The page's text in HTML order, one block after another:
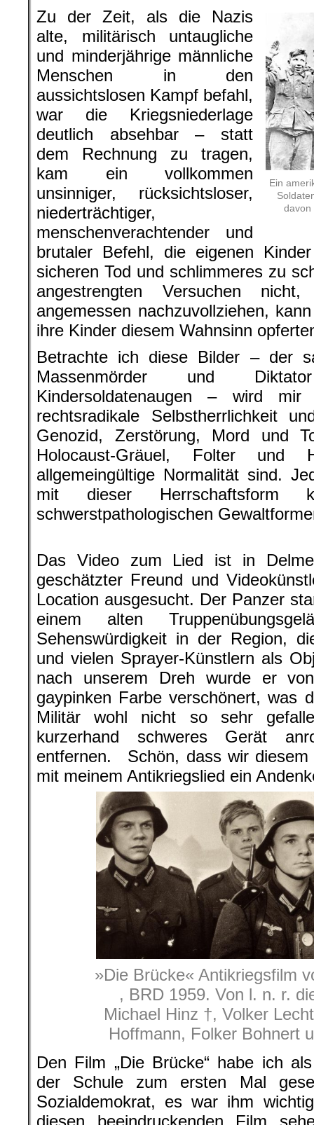
Ein
davon
Zu der Zeit, als die Nazis
alte, militärisch untaugliche
und minderjährige männliche
Menschen in den
aussichtslosen Kampf befahl,
war die Kriegsniederlage
deutlich absehbar – statt
dem Rechnung zu tragen,
kam ein vollkommen
unsinniger, rücksichtsloser,
niederträchtiger,
menschenverachtender und
brutaler Befehl, die eigenen
sicheren Tod und schlimmeres zu
angestrengten Versuchen
angemessen nachzuvollziehen,
ihre Kinder diesem Wahnsinn
Betrachte ich diese Bilder – der
Massenmörder und
Kindersoldatenaugen – wird
rechtsradikale Selbstherrlichkeit
Genozid, Zerstörung, Mord und
Holocaust-Gräuel, Folter und
allgemeingültige Normalität sind.
mit dieser Herrschaftsform
schwerstpathologischen
Das Video zum Lied ist in
geschätzter Freund und
Location ausgesucht. Der Panzer
einem alten
Sehenswürdigkeit in der Region,
und vielen Sprayer-Künstlern als
nach unserem Dreh wurde er
gaypinken Farbe verschönert, was
Militär wohl nicht so sehr
kurzerhand schweres Gerät
entfernen. Schön, dass wir diesem
mit meinem Antikriegslied ein
»Die Brücke« Antikriegsfilm
, BRD 1959. Von l. n. r.
Michael Hinz †, Volker
Hoffmann, Folker Bohnert
Den Film „Die Brücke“ habe ich
der Schule zum ersten Mal
Sozialdemokrat, es war ihm